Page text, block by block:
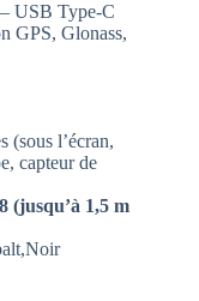
USB Type-C
GPS, Glonass,
(sous l’écran,
capteur de
(jusqu’à 1,5 m